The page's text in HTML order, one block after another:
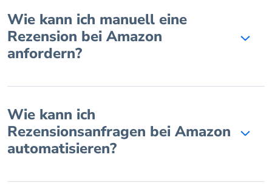
Wie kann ich manuell eine
Rezension bei Amazon
anfordern?
Wie kann ich
Rezensionsanfragen bei Amazon
automatisieren?